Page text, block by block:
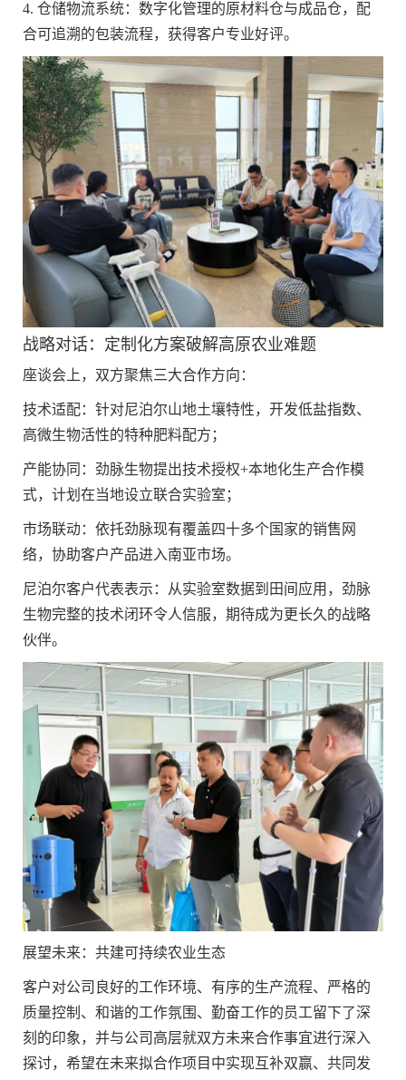
4. ‌仓储物流系统‌：数字化管理的原材料仓与成品仓，配
合可追溯的包装流程，获得客户专业好评。
战略对话：定制化方案破解高原农业难题‌
座谈会上，双方聚焦三大合作方向：
技术适配‌：针对尼泊尔山地土壤特性，开发低盐指数、
高微生物活性的特种肥料配方；
产能协同‌：劲脉生物提出技术授权+本地化生产合作模
式，计划在当地设立联合实验室；
市场联动‌：依托劲脉现有覆盖四十多个国家的销售网
络，协助客户产品进入南亚市场。
尼泊尔客户代表表示：从实验室数据到田间应用，劲脉
生物完整的技术闭环令人信服，期待成为更长久的战略
伙伴。
展望未来：共建可持续农业生态‌
客户对公司良好的工作环境、有序的生产流程、严格的
质量控制、和谐的工作氛围、勤奋工作的员工留下了深
刻的印象，并与公司高层就双方未来合作事宜进行深入
探讨，希望在未来拟合作项目中实现互补双赢、共同发